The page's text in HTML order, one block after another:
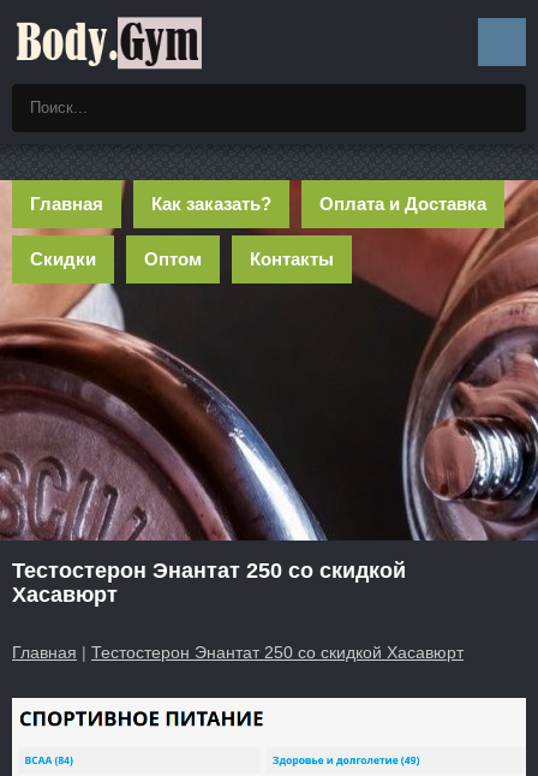
Главная Как заказать? Оплата и Доставка
Скидки Оптом Контакты
Тестостерон Энантат 250 со скидкой
Хасавюрт
Главная | Тестостерон Энантат 250 со скидкой Хасавюрт